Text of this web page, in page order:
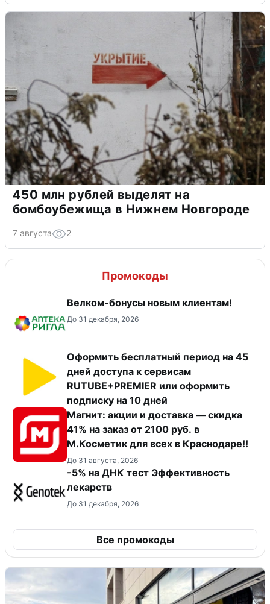
450 млн рублей выделят на
бомбоубежища в Нижнем Новгороде
7 августа 2
Промокоды
Велком-бонусы новым клиентам!
До 31 декабря, 2026
Оформить бесплатный период на 45
дней доступа к сервисам
RUTUBE+PREMIER или оформить
подписку на 10 дней
Магнит: акции и доставка — скидка
41% на заказ от 2100 руб. в
М.Косметик для всех в Краснодаре!!
До 31 августа, 2026
-5% на ДНК тест Эффективность
лекарств
До 31 декабря, 2026
Все промокоды